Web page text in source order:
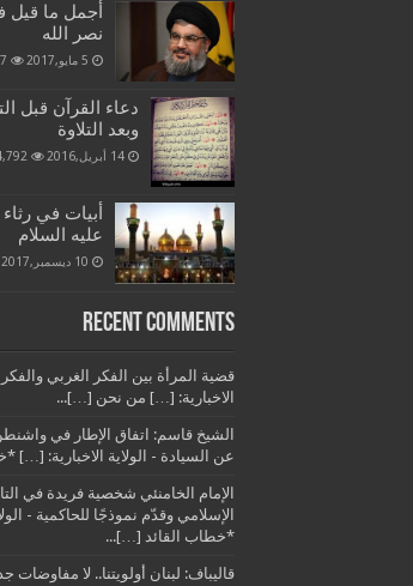
أجمل ما
نصر الله
5 مايو,2017
دعاء القرآن قبل
وبعد التلاوة
14 أبريل,2016
أبيات في
عليه السلام
10 ديسمبر,2017
Recent Comments
قضية المرأة بين الفكر الغربي والفكر
الاخبارية: […] من نحن […]...
الشيخ قاسم: اتفاق الإطار في
عن السيادة - الولاية الاخبارية:
الإمام الخامنئي شخصية فريدة في
الإسلامي وقدّم نموذجًا للحاكمية -
*خطاب القائد […]...
قاليباف: لبنان أولويتنا.. لا مفاوضات